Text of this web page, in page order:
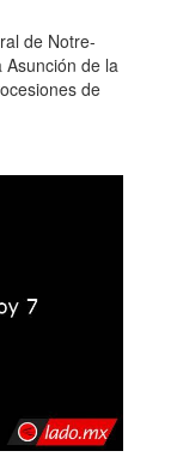
de Notre-
Asunción de la
de